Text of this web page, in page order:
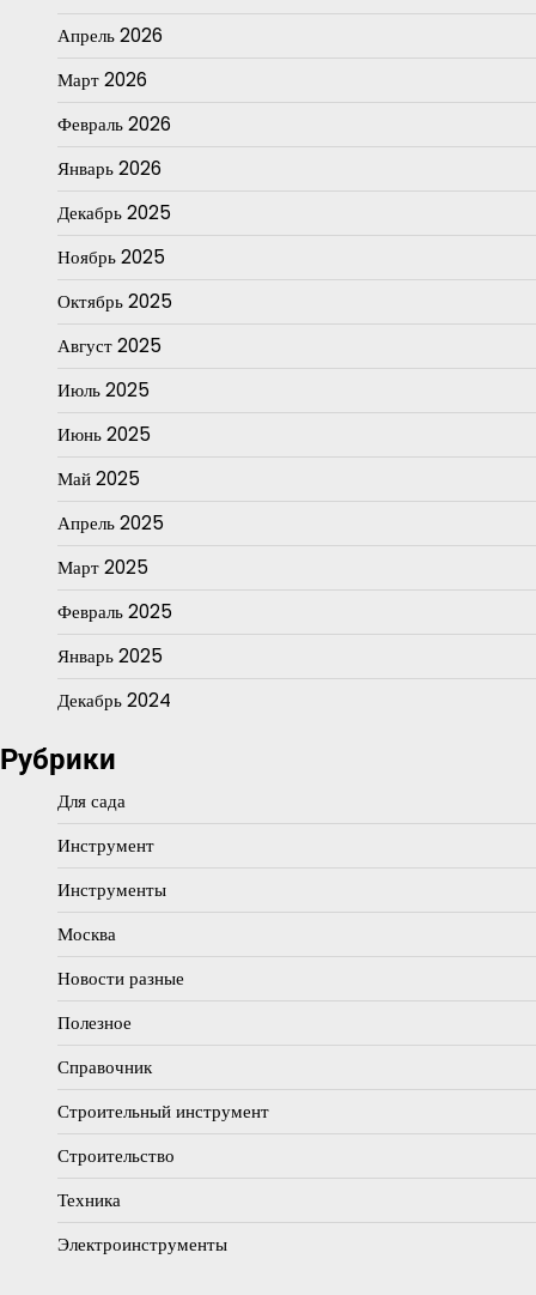
Апрель 2026
Март 2026
Февраль 2026
Январь 2026
Декабрь 2025
Ноябрь 2025
Октябрь 2025
Август 2025
Июль 2025
Июнь 2025
Май 2025
Апрель 2025
Март 2025
Февраль 2025
Январь 2025
Декабрь 2024
Рубрики
Для сада
Инструмент
Инструменты
Москва
Новости разные
Полезное
Справочник
Строительный инструмент
Строительство
Техника
Электроинструменты